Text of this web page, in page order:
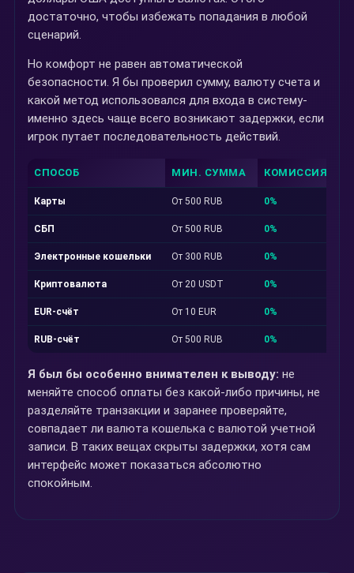
достаточно, чтобы избежать попадания в любой
сценарий.
Но комфорт не равен автоматической
безопасности. Я бы проверил сумму, валюту счета и
какой метод использовался для входа в систему-
именно здесь чаще всего возникают задержки, если
игрок путает последовательность действий.
СПОСОБ МИН. СУММА КОМИССИЯ
Карты От 500 RUB 0%
СБП От 500 RUB 0%
Электронные кошельки От 300 RUB 0%
Криптовалюта От 20 USDT 0%
EUR-счёт От 10 EUR 0%
RUB-счёт От 500 RUB 0%
Я был бы особенно внимателен к выводу: не
меняйте способ оплаты без какой-либо причины, не
разделяйте транзакции и заранее проверяйте,
совпадает ли валюта кошелька с валютой учетной
записи. В таких вещах скрыты задержки, хотя сам
интерфейс может показаться абсолютно
спокойным.